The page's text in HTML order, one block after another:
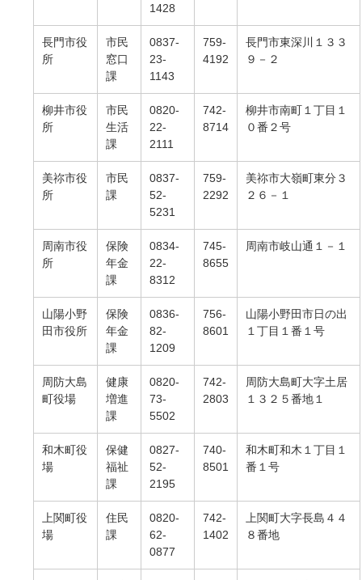
1428
長門市役
所
市民
窓口
課
0837-
23-
1143
759-
4192
長門市東深川１３３
９－２
柳井市役
所
市民
生活
課
0820-
22-
2111
742-
8714
柳井市南町１丁目１
０番２号
美祢市役
所
市民
課
0837-
52-
5231
759-
2292
美祢市大嶺町東分３
２６－１
周南市役
所
保険
年金
課
0834-
22-
8312
745-
8655
周南市岐山通１－１
山陽小野
田市役所
保険
年金
課
0836-
82-
1209
756-
8601
山陽小野田市日の出
１丁目１番１号
周防大島
町役場
健康
増進
課
0820-
73-
5502
742-
2803
周防大島町大字土居
１３２５番地１
和木町役
場
保健
福祉
課
0827-
52-
2195
740-
8501
和木町和木１丁目１
番１号
上関町役
場
住民
課
0820-
62-
0877
742-
1402
上関町大字長島４４
８番地